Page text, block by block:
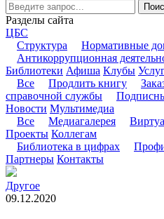
Разделы сайта
ЦБС
Структура
Нормативные
Антикоррупционная
Библиотеки Афиша Клубы
Все
Продлить книгу
справочной службы
Новости Мультимедиа
Все
Медиагалерея
Проекты Коллегам
Библиотека в цифрах
Партнеры Контакты
Другое
09.12.2020